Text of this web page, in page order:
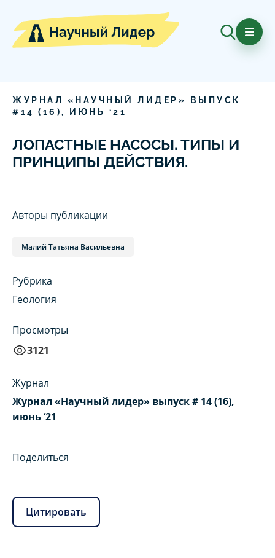
ЖУРНАЛ «НАУЧНЫЙ ЛИДЕР» ВЫПУСК
# 14 ( 16 ), ИЮНЬ ‘21
ЛОПАСТНЫЕ НАСОСЫ. ТИПЫ И
ПРИНЦИПЫ ДЕЙСТВИЯ.
Авторы публикации
Малий Татьяна Васильевна
Рубрика
Геология
Просмотры
3121
Журнал
Журнал «Научный лидер» выпуск # 14 (16),
июнь ‘21
Поделиться
Цитировать